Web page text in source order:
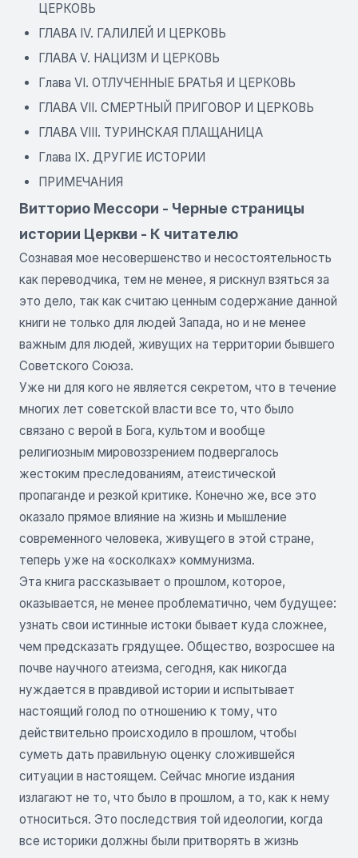
ЦЕРКОВЬ
ГЛАВА IV. ГАЛИЛЕЙ И ЦЕРКОВЬ
ГЛАВА V. НАЦИЗМ И ЦЕРКОВЬ
Глава VI. ОТЛУЧЕННЫЕ БРАТЬЯ И ЦЕРКОВЬ
ГЛАВА VII. СМЕРТНЫЙ ПРИГОВОР И ЦЕРКОВЬ
ГЛАВА VIII. ТУРИНСКАЯ ПЛАЩАНИЦА
Глава IX. ДРУГИЕ ИСТОРИИ
ПРИМЕЧАНИЯ
Витторио Мессори - Черные страницы
истории Церкви - К читателю
Сознавая мое несовершенство и несостоятельность
как переводчика, тем не менее, я рискнул взяться за
это дело, так как считаю ценным содержание данной
книги не только для людей Запада, но и не менее
важным для людей, живущих на территории бывшего
Советского Союза.
Уже ни для кого не является секретом, что в течение
многих лет советской власти все то, что было
связано с верой в Бога, культом и вообще
религиозным мировоззрением подвергалось
жестоким преследованиям, атеистической
пропаганде и резкой критике. Конечно же, все это
оказало прямое влияние на жизнь и мышление
современного человека, живущего в этой стране,
теперь уже на «осколках» коммунизма.
Эта книга рассказывает о прошлом, которое,
оказывается, не менее проблематично, чем будущее:
узнать свои истинные истоки бывает куда сложнее,
чем предсказать грядущее. Общество, возросшее на
почве научного атеизма, сегодня, как никогда
нуждается в правдивой истории и испытывает
настоящий голод по отношению к тому, что
действительно происходило в прошлом, чтобы
суметь дать правильную оценку сложившейся
ситуации в настоящем. Сейчас многие издания
излагают не то, что было в прошлом, а то, как к нему
относиться. Это последствия той идеологии, когда
все историки должны были притворять в жизнь